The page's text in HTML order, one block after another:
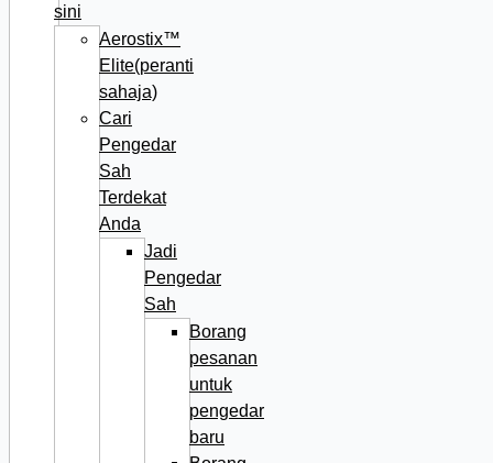
sini
Aerostix™
Elite(peranti
sahaja)
Cari
Pengedar
Sah
Terdekat
Anda
Jadi
Pengedar
Sah
Borang
pesanan
untuk
pengedar
baru